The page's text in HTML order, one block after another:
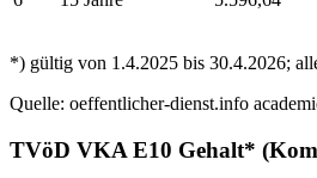
*) gültig von 1.4.2025 bis 30.4.2026;
Quelle: oeffentlicher-dienst.info
TVöD VKA E10 Gehalt*